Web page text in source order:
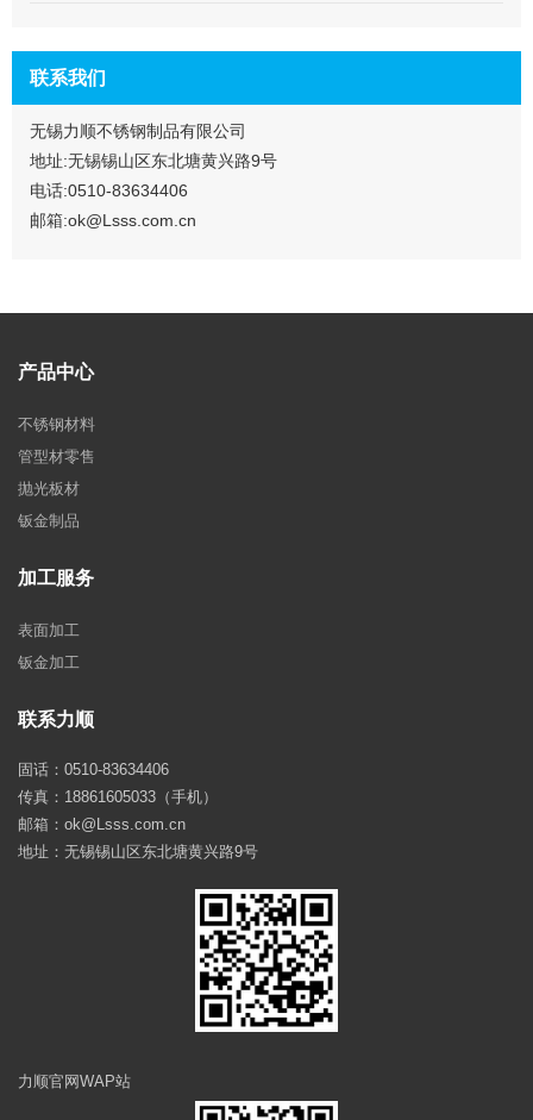
联系我们
无锡力顺不锈钢制品有限公司
地址:无锡锡山区东北塘黄兴路9号
电话:0510-83634406
邮箱:ok@Lsss.com.cn
产品中心
不锈钢材料
管型材零售
抛光板材
钣金制品
加工服务
表面加工
钣金加工
联系力顺
固话：0510-83634406
传真：18861605033（手机）
邮箱：ok@Lsss.com.cn
地址：无锡锡山区东北塘黄兴路9号
力顺官网WAP站